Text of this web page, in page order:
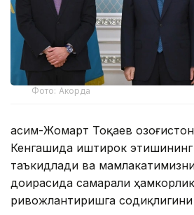
Фото: Акорда
Қасим-Жомарт Тоқаев
Кенгашида иштирок
таъкидлади ва
доирасида самарали
ривожлантиришга